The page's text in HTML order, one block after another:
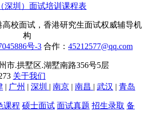
深圳）面试培训课程表
校面试，香港研究生面试权威辅导机
构
号-3 合作： 45212577@qq.com
市.拱墅区.湖墅南路356号5层
关于我们
| 广州 | 深圳 | 南京 | 南昌 | 武汉 | 青岛
课程 硕士面试 面试真题 招生录取 备